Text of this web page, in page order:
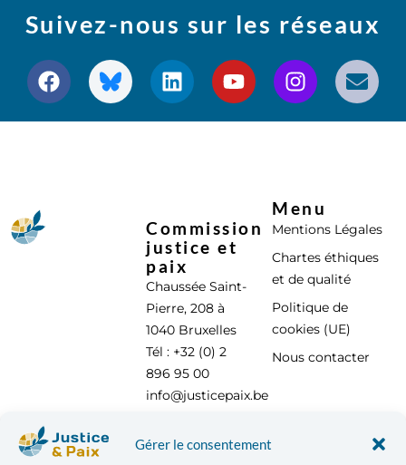
Gérer le consentement
Suivez-nous sur les réseaux
Commission
justice et
paix
Chaussée Saint-
Pierre, 208 à
1040 Bruxelles
Tél : +32 (0) 2
896 95 00
info@justicepaix.be
Menu
Mentions Légales
Chartes éthiques
et de qualité
Politique de
cookies (UE)
Nous contacter